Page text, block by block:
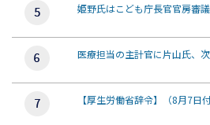
姫野氏はこども庁長官官房
医療担当の主計官に片山氏
【厚生労働省辞令】（8月7日付